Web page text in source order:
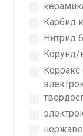
Карбид
Нитрид
Корунд/